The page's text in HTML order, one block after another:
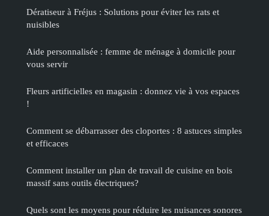
Dératiseur à Fréjus : Solutions pour éviter les rats et
nuisibles
Aide personnalisée : femme de ménage à domicile pour
vous servir
Fleurs artificielles en magasin : donnez vie à vos espaces
!
Comment se débarrasser des cloportes : 8 astuces simples
et efficaces
Comment installer un plan de travail de cuisine en bois
massif sans outils électriques?
Quels sont les moyens pour réduire les nuisances sonores